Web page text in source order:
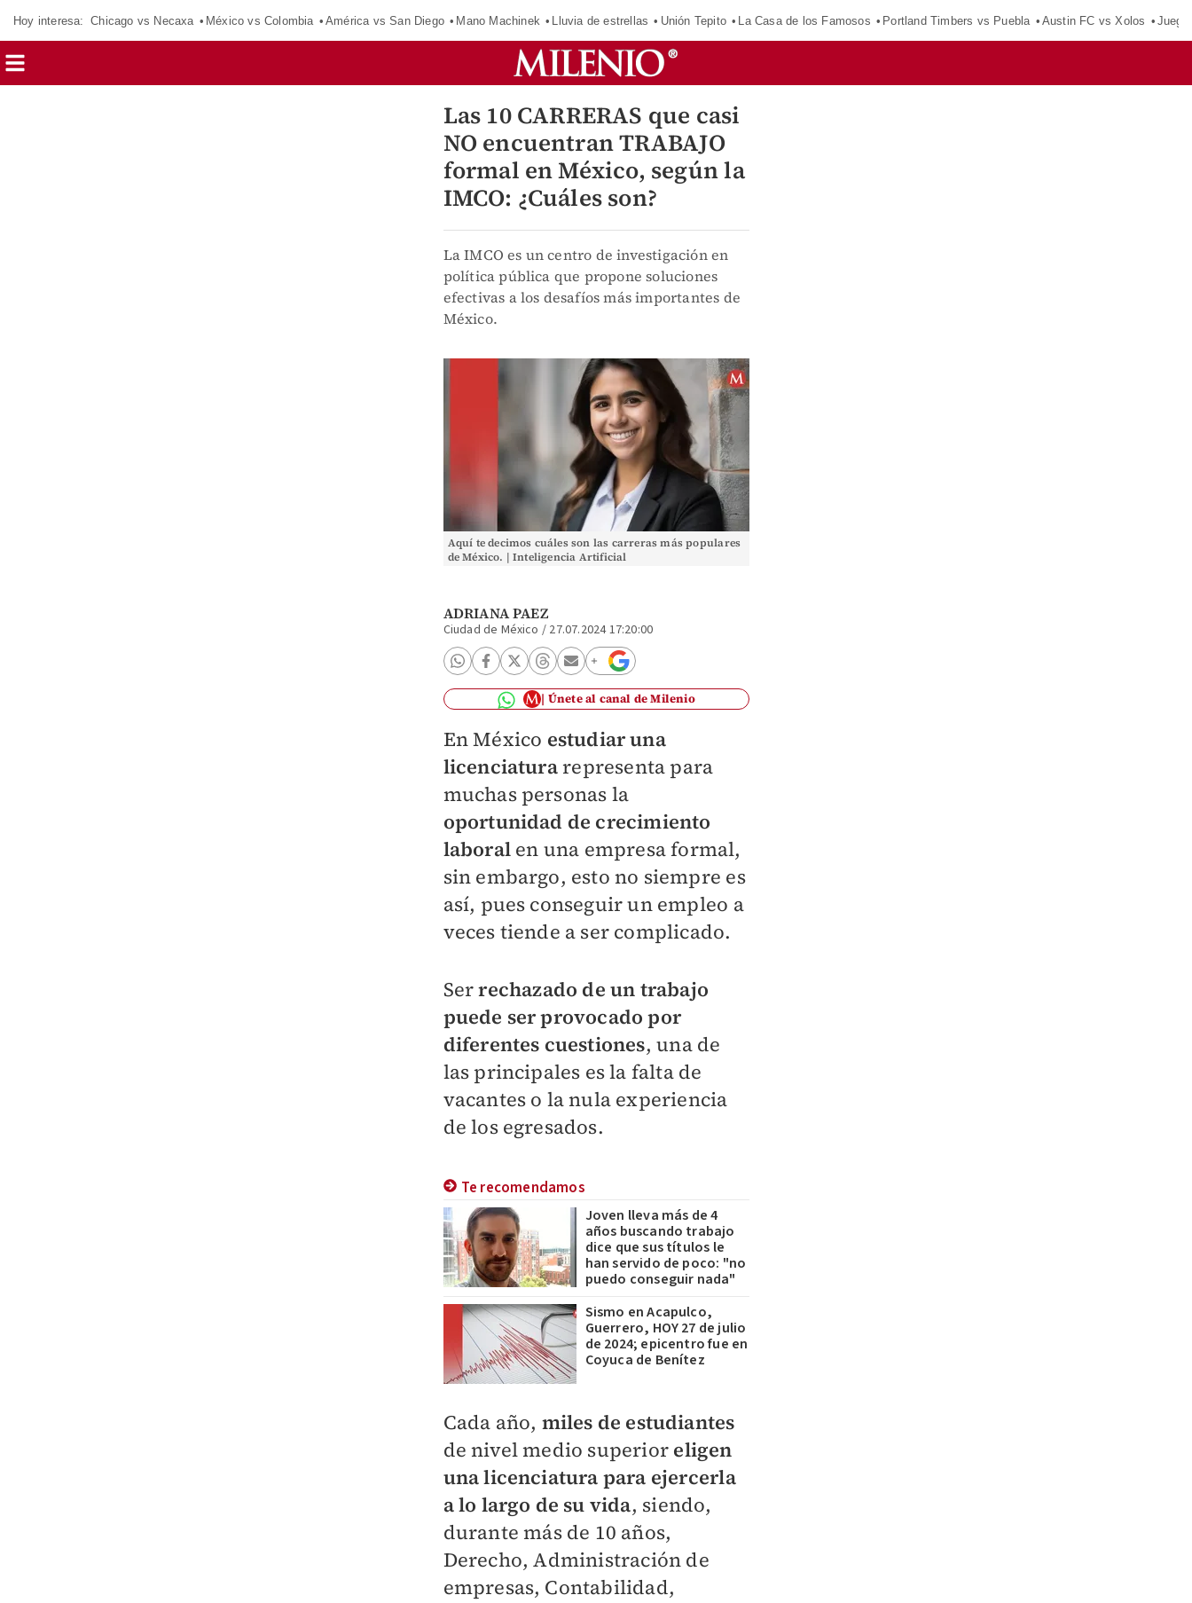
Hoy interesa: Chicago vs Necaxa México vs Colombia América vs San Diego Mano Machinek Lluvia de estrellas Unión Tepito La Casa de los Famosos Portland Timbers vs Puebla Austin FC vs Xolos
Las 10 CARRERAS que casi
NO encuentran TRABAJO
formal en México, según la
IMCO: ¿Cuáles son?
La IMCO es un centro de investigación en
política pública que propone soluciones
efectivas a los desafíos más importantes de
México.
Aquí te decimos cuáles son las carreras más populares
de México. | Inteligencia Artificial
ADRIANA PAEZ
Ciudad de México / 27.07.2024 17:20:00
Únete al canal de Milenio
En México estudiar una
licenciaturarepresenta para
muchas personas la
oportunidad de crecimiento
laboralen una empresa formal,
sin embargo, esto no siempre es
así, pues conseguir un empleo a
veces tiende a ser complicado.
Serrechazado de un trabajo
puede ser provocado por
diferentes cuestiones, una de
las principales es la falta de
vacantes o la nula experiencia
de los egresados.
Te recomendamos
Joven lleva más de 4
años buscando trabajo
dice que sus títulos le
han servido de poco: "no
puedo conseguir nada"
Sismo en Acapulco,
Guerrero, HOY 27 de julio
de 2024; epicentro fue en
Coyuca de Benítez
Cada año, miles de estudiantes
de nivel medio superior eligen
una licenciatura para ejercerla
a lo largo de su vida, siendo,
durante más de 10 años,
Derecho, Administración de
empresas, Contabilidad,